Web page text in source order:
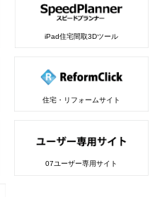
iPad住宅間取3Dツール
住宅・リフォームサイト
07ユーザー専用サイト